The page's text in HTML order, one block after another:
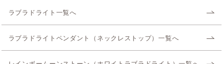
ラブラドライト一覧へ
ラブラドライトペンダント（ネックレストップ）一覧へ